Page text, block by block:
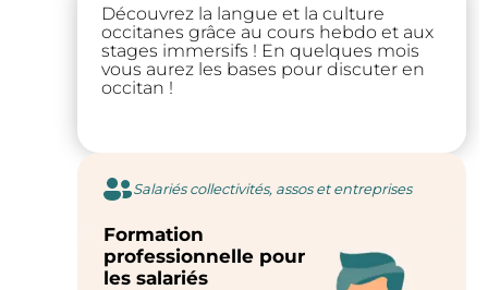
Découvrez la langue et la culture
occitanes grâce au cours hebdo et aux
stages immersifs ! En quelques mois
vous aurez les bases pour discuter en
occitan !
Salariés collectivités, assos et entreprises
Formation
professionnelle pour
les salariés